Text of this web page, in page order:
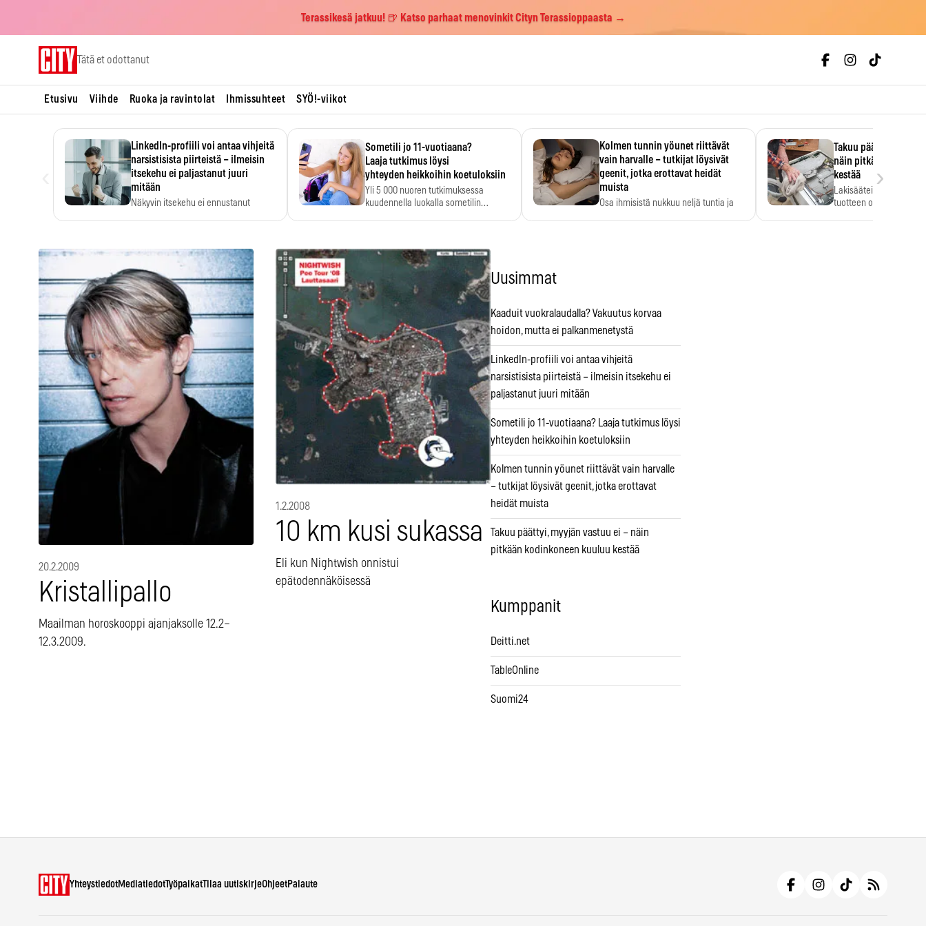
Terassikesä jatkuu! 🍺 Katso parhaat menovinkit Cityn Terassioppaasta →
Tätä et odottanut
Etusivu Viihde Ruoka ja ravintolat Ihmissuhteet SYÖ!-viikot
LinkedIn-profiili voi antaa vihjeitä
narsistisista piirteistä – ilmeisin
itsekehu ei paljastanut juuri
mitään
Näkyvin itsekehu ei ennustanut
Sometili jo 11-vuotiaana?
Laaja tutkimus löysi
yhteyden heikkoihin koetuloksiin
Yli 5 000 nuoren tutkimuksessa
kuudennella luokalla sometilin…
Kolmen tunnin yöunet riittävät
vain harvalle – tutkijat löysivät
geenit, jotka erottavat heidät
muista
Osa ihmisistä nukkuu neljä tuntia ja
Takuu päättyi,
näin pitkään
kestää
Lakisääteinen
tuotteen oletetun
›
20.2.2009
Kristallipallo
Maailman horoskooppi ajanjaksolle 12.2–
12.3.2009.
1.2.2008
10 km kusi sukassa
Eli kun Nightwish onnistui
epätodennäköisessä
Uusimmat
Kaaduit vuokralaudalla? Vakuutus korvaa
hoidon, mutta ei palkanmenetystä
LinkedIn-profiili voi antaa vihjeitä
narsistisista piirteistä – ilmeisin itsekehu ei
paljastanut juuri mitään
Sometili jo 11-vuotiaana? Laaja tutkimus löysi
yhteyden heikkoihin koetuloksiin
Kolmen tunnin yöunet riittävät vain harvalle
– tutkijat löysivät geenit, jotka erottavat
heidät muista
Takuu päättyi, myyjän vastuu ei – näin
pitkään kodinkoneen kuuluu kestää
Kumppanit
Deitti.net
TableOnline
Suomi24
YhteystiedotMediatiedotTyöpaikatTilaa uutiskirjeOhjeetPalaute